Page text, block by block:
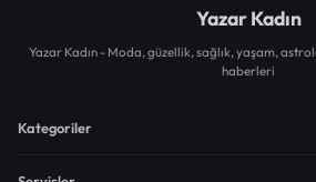
Yazar Kadın
Yazar Kadın - Moda, güzellik, sağlık, yaşam,
haberleri
Kategoriler